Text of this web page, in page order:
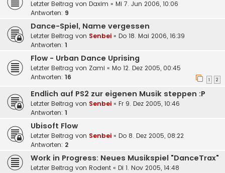
Letzter Beitrag von Daxim « Mi 7. Jun 2006, 10:06
Antworten: 9
Dance-Spiel, Name vergessen
Letzter Beitrag von Senbei « Do 18. Mai 2006, 16:39
Antworten: 1
Flow - Urban Dance Uprising
Letzter Beitrag von Zami « Mo 12. Dez 2005, 00:45
Antworten: 16 1 2
Endlich auf PS2 zur eigenen Musik steppen :P
Letzter Beitrag von Senbei « Fr 9. Dez 2005, 10:46
Antworten: 1
Ubisoft Flow
Letzter Beitrag von Senbei « Do 8. Dez 2005, 08:22
Antworten: 2
Work in Progress: Neues Musikspiel "DanceTrax"
Letzter Beitrag von Rodent « Di 1. Nov 2005, 14:48